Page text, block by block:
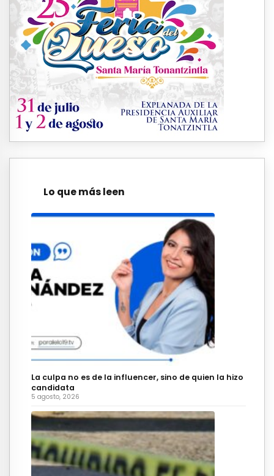
Lo que más leen
La culpa no es de la influencer, sino de quien la hizo
candidata
5 agosto, 2026